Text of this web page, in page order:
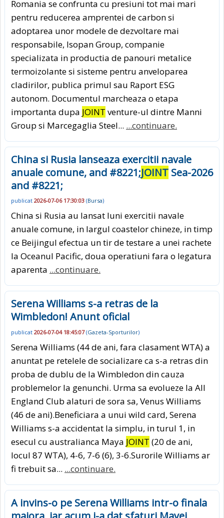
Romania se confrunta cu presiuni tot mai mari
pentru reducerea amprentei de carbon si
adoptarea unor modele de dezvoltare mai
responsabile, Isopan Group, companie
specializata in productia de panouri metalice
termoizolante si sisteme pentru anveloparea
cladirilor, publica primul sau Raport ESG
autonom. Documentul marcheaza o etapa
importanta dupa JOINT venture-ul dintre Manni
Group si Marcegaglia Steel... ...continuare.
China si Rusia lanseaza exercitii navale
anuale comune, and #8221;JOINT Sea-2026
and #8221;
publicat 2026-07-06 17:30:03 (Bursa)
China si Rusia au lansat luni exercitii navale
anuale comune, in largul coastelor chineze, in timp
ce Beijingul efectua un tir de testare a unei rachete
la Oceanul Pacific, doua operatiuni fara o legatura
aparenta ...continuare.
Serena Williams s-a retras de la
Wimbledon! Anunt oficial
publicat 2026-07-04 18:45:07(Gazeta-Sporturilor)
Serena Williams (44 de ani, fara clasament WTA) a
anuntat pe retelele de socializare ca s-a retras din
proba de dublu de la Wimbledon din cauza
problemelor la genunchi. Urma sa evolueze la All
England Club alaturi de sora sa, Venus Williams
(46 de ani).Beneficiara a unui wild card, Serena
Williams s-a accidentat la simplu, in turul 1, in
esecul cu australianca Maya JOINT (20 de ani,
locul 87 WTA), 4-6, 7-6 (6), 3-6.Surorile Williams ar
fi trebuit sa... ...continuare.
A invins-o pe Serena Williams intr-o finala